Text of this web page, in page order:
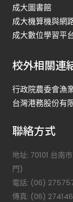
成大圖書館
成大機算機與網
成大數位學習
校外相關連
行政院農委會漁
台灣港務股份有
聯絡方式
地址: 70101 台南
門)
電話: (06)
傳真: (06)